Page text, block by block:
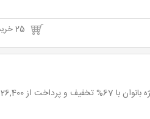
دوره های ورزشی زومبا، ایروبیک یا پیلاتس در باشگاه مکس پاور ویژه بانوان با 67% تخفیف و پرداخت از 26,400